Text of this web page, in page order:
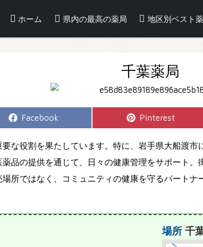
ホーム 県内の最高の薬局 地区別ベスト
千葉薬局
Share
Facebook
Share
Pinterest
な役割を果たしています。特に、岩手県大船渡
品の提供を通じて、日々の健康管理をサポート
所ではなく、コミュニティの健康を守るパート
場所千